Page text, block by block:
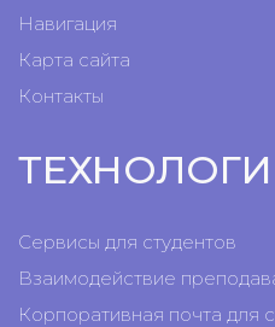
Навигация
Карта сайта
Контакты
Сервисы для студентов
Взаимодействие
Корпоративная почта для